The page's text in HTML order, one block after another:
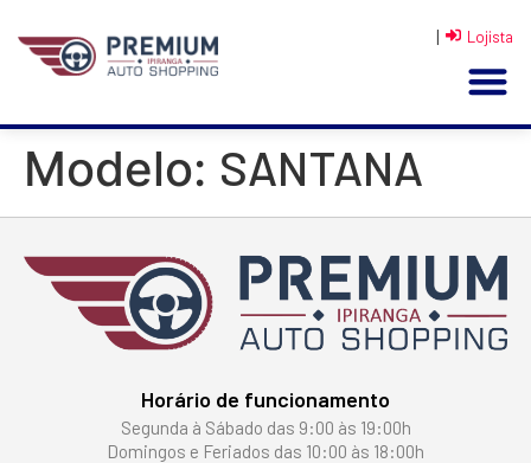
| Lojista
Modelo: SANTANA
Horário de funcionamento
Segunda à Sábado das 9:00 às 19:00h
Domingos e Feriados das 10:00 às 18:00h